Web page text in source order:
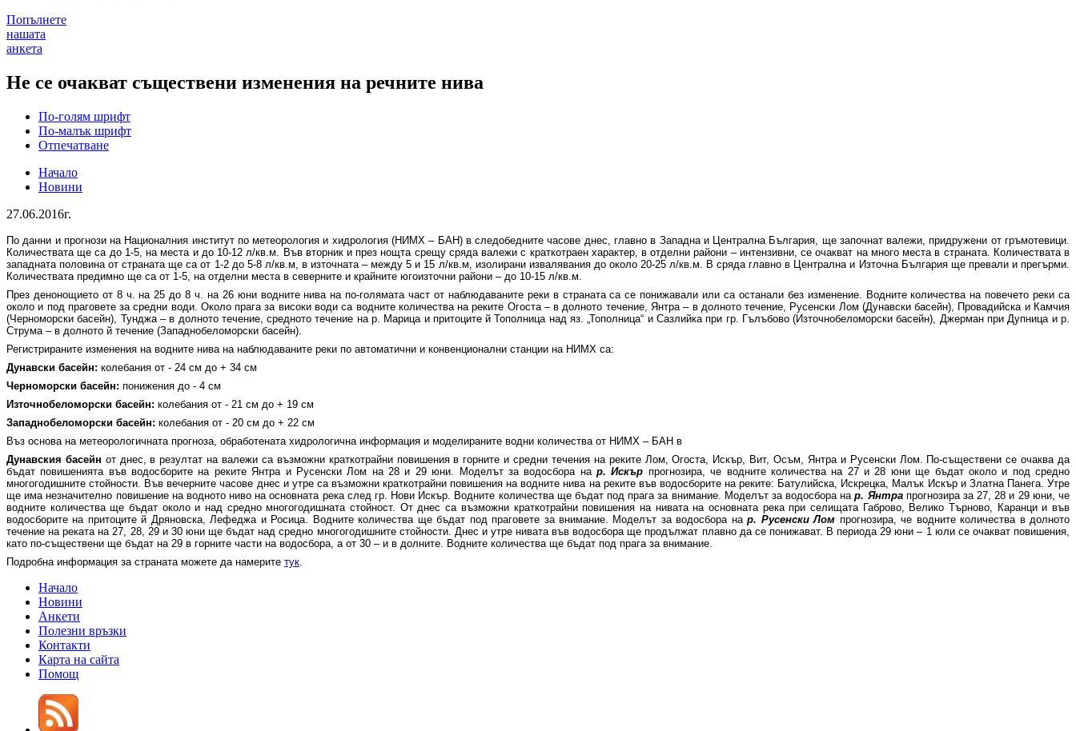
Попълнете
нашата
анкета
Не се очакват съществени изменения на речните нива
По-голям шрифт
По-малък шрифт
Отпечатване
Начало
Новини
27.06.2016г.
По данни и прогнози на Националния институт по метеорология и хидрология (НИМХ – БАН) в следобедните часове днес, главно в Западна и Централна България, ще започнат валежи, придружени от гръмотевици.
Количествата ще са до 1-5, на места и до 10-12 л/кв.м. Във вторник и през нощта срещу сряда валежи с краткотраен характер, в отделни райони – интензивни, се очакват на много места в страната. Количествата в
западната половина от страната ще са от 1-2 до 5-8 л/кв.м, в източната – между 5 и 15 л/кв.м, изолирани извалявания до около 20-25 л/кв.м. В сряда главно в Централна и Източна България ще превали и прегърми.
Количествата предимно ще са от 1-5, на отделни места в северните и крайните югоизточни райони – до 10-15 л/кв.м.
През денонощието от 8 ч. на 25 до 8 ч. на 26 юни водните нива на по-голямата част от наблюдаваните реки в страната са се понижавали или са останали без изменение. Водните количества на повечето реки са
около и под праговете за средни води. Около прага за високи води са водните количества на реките Огоста – в долното течение, Янтра – в долното течение, Русенски Лом (Дунавски басейн), Провадийска и Камчия
(Черноморски басейн), Тунджа – в долното течение, средното течение на р. Марица и притоците й Тополница над яз. „Тополница“ и Сазлийка при гр. Гълъбово (Източнобеломорски басейн), Джерман при Дупница и р.
Струма – в долното й течение (Западнобеломорски басейн).
Регистрираните изменения на водните нива на наблюдаваните реки по автоматични и конвенционални станции на НИМХ са:
Дунавски басейн: колебания от - 24 см до + 34 см
Черноморски басейн: понижения до - 4 см
Източнобеломорски басейн: колебания от - 21 см до + 19 см
Западнобеломорски басейн: колебания от - 20 см до + 22 см
Въз основа на метеорологичната прогноза, обработената хидрологична информация и моделираните водни количества от НИМХ – БАН в
Дунавския басейн от днес, в резултат на валежи са възможни краткотрайни повишения в горните и средни течения на реките Лом, Огоста, Искър, Вит, Осъм, Янтра и Русенски Лом. По-съществени се очаква да
бъдат повишенията във водосборите на реките Янтра и Русенски Лом на 28 и 29 юни. Моделът за водосбора нар. Искър прогнозира, че водните количества на 27 и 28 юни ще бъдат около и под средно
многогодишните стойности. Във вечерните часове днес и утре са възможни краткотрайни повишения на водните нива на реките във водосборите на реките: Батулийска, Искрецка, Малък Искър и Златна Панега. Утре
ще има незначително повишение на водното ниво на основната река след гр. Нови Искър. Водните количества ще бъдат под прага за внимание. Моделът за водосбора нар. Янтрапрогнозира за 27, 28 и 29 юни, че
водните количества ще бъдат около и над средно многогодишната стойност. От днес са възможни краткотрайни повишения на нивата на основната река при селищата Габрово, Велико Търново, Каранци и във
водосборите на притоците й Дряновска, Лефеджа и Росица. Водните количества ще бъдат под праговете за внимание. Моделът за водосбора нар. Русенски Лом прогнозира, че водните количества в долното
течение на реката на 27, 28, 29 и 30 юни ще бъдат над средно многогодишните стойности. Днес и утре нивата във водосбора ще продължат плавно да се понижават. В периода 29 юни – 1 юли се очакват повишения,
като по-съществени ще бъдат на 29 в горните части на водосбора, а от 30 – и в долните. Водните количества ще бъдат под прага за внимание.
Подробна информация за страната можете да намерите тук
Начало
Новини
Анкети
Полезни връзки
Контакти
Карта на сайта
Помощ